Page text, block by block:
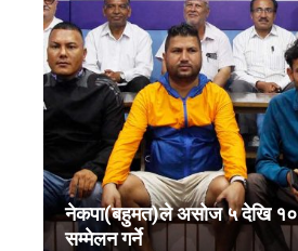
नेकपा(बहुमत)ले असोज ५ देखि १०
सम्मेलन गर्ने